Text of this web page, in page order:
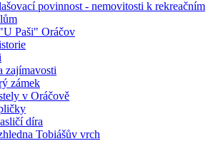
povinnost - nemovitosti k rekreačním
Paši" Oráčov
zajímavosti
zámek
v Oráčově
díra
Tobiášův vrch